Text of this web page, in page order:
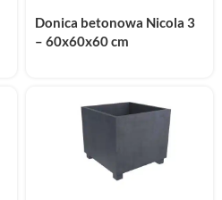
Donica betonowa Nicola 3
– 60x60x60 cm